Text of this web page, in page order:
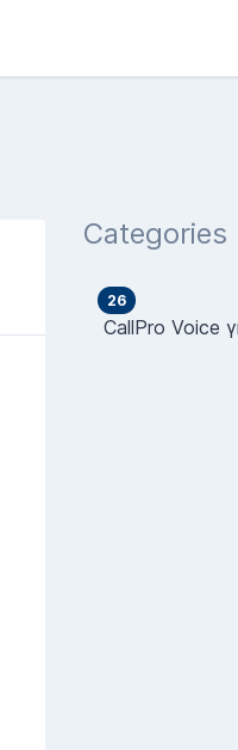
Categories
26